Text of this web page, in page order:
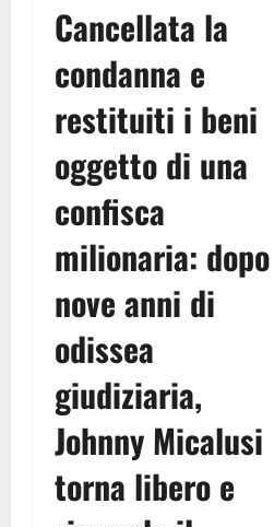
Cancellata la
condanna e
restituiti i beni
oggetto di una
confisca
milionaria: dopo
nove anni di
odissea
giudiziaria,
Johnny Micalusi
torna libero e